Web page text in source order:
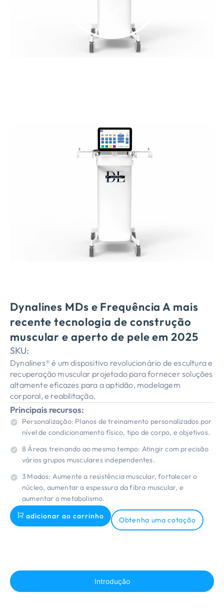
Dynalines MDs e Frequência A mais
recente tecnologia de construção
muscular e aperto de pele em 2025
SKU:
Dynalines® é um dispositivo revolucionário de escultura e
recuperação muscular projetado para fornecer soluções
altamente eficazes para a aptidão, modelagem
corporal, e reabilitação.
Principais recursos:
Personalização: Planos de treinamento personalizados por
nível de condicionamento físico, tipo de corpo, e objetivos.
8 Áreas treinando ao mesmo tempo: Atingir com precisão
vários grupos musculares independentes.
3 Modos: Aumente a resistência muscular, fortalecer o
núcleo, aumentar a espessura da fibra muscular, e
aumentar o metabolismo.
adicionar ao carrinho
Obtenha uma cotação
Introdução